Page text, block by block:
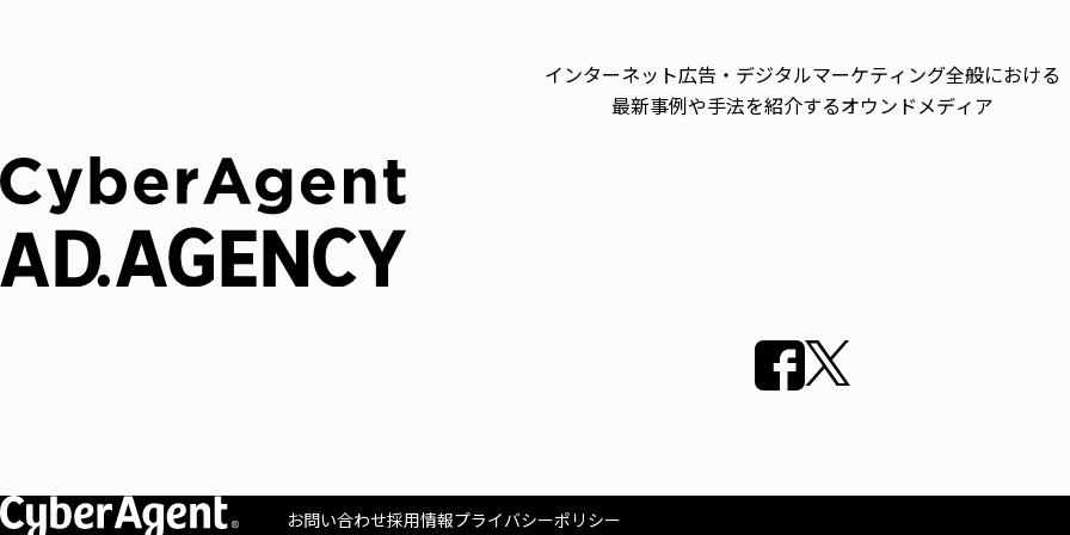
インターネット広告・デジタルマーケティング全般における
最新事例や手法を紹介するオウンドメディア
お問い合わせ採用情報プライバシーポリシー